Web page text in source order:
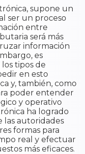
supone un
ser un proceso
entre
será más
información
es
tipos de
en esto
y, también, como
poder entender
y operativo
ha logrado
las autoridades
formas para
real y efectuar
más eficaces.